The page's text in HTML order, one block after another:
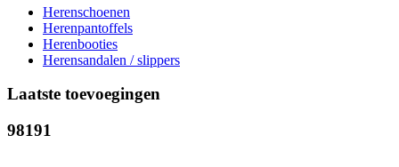
Herenschoenen
Herenpantoffels
Herenbooties
Herensandalen / slippers
Laatste toevoegingen
98191